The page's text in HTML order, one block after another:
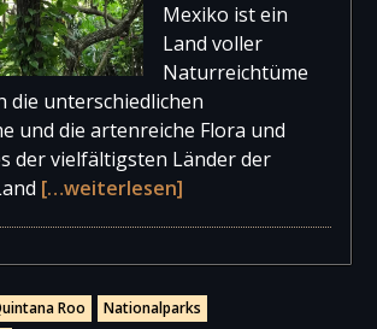
Mexiko ist ein
Land voller
Naturreichtüme
die unterschiedlichen
und die artenreiche Flora und
der vielfältigsten Länder der
[…weiterlesen]
Roo
Nationalparks